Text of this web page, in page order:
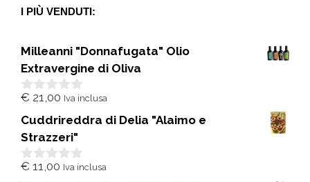
I PIÙ VENDUTI:
Milleanni "Donnafugata" Olio
Extravergine di Oliva
0
u
5
€ 21,00 Iva inclusa
Cuddrireddra di Delia "Alaimo e
Strazzeri"
0
€ 11,00 Iva inclusa